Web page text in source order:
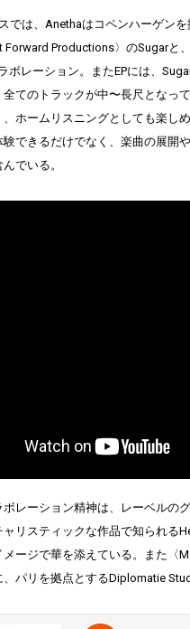
では、Anethaはコペンハーゲン
Forward Productions〉のSugarと
ボレーション。またEPには、
全てのトラックが中〜長尺となっ
、ホームリスニングとしても楽し
できるだけでなく、楽曲の展開
でいる。
ボレーション精神は、レーベルの
ャリスティックな作品で知られる
メージで華を添えている。また〈
、パリを拠点とするDiplomatie